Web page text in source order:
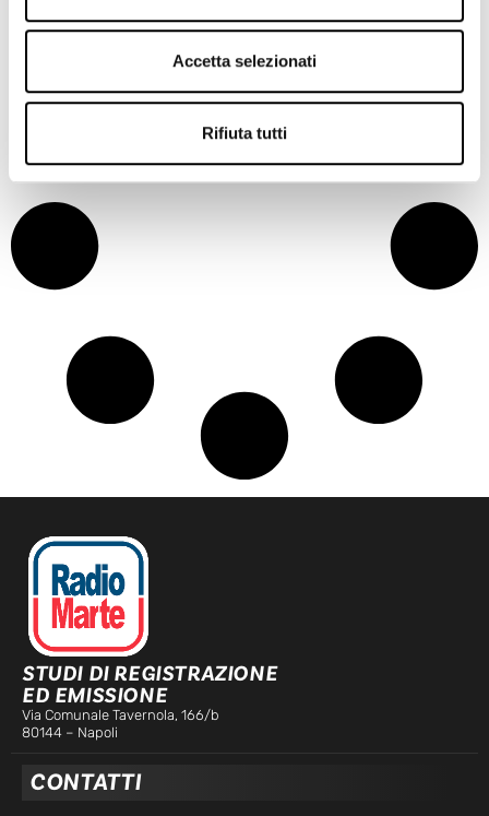
Accetta selezionati
Rifiuta tutti
STUDI DI REGISTRAZIONE
ED EMISSIONE
Via Comunale Tavernola, 166/b
80144 – Napoli
CONTATTI